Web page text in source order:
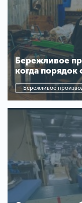
Бережливое
когда порядок
Бережливое